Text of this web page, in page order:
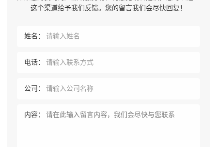
这个渠道给予我们反馈。您的留言我们会尽快回复！
姓名：
电话：
公司：
内容：